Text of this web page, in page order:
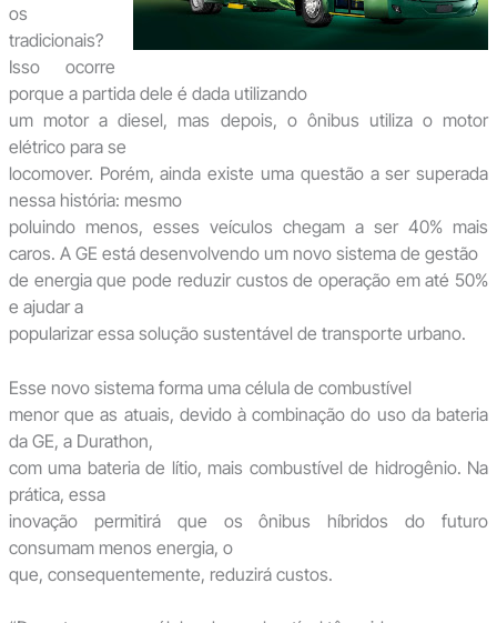
os
tradicionais?
Isso ocorre
porque a partida dele é dada utilizando
um motor a diesel, mas depois, o ônibus utiliza o motor
elétrico para se
locomover. Porém, ainda existe uma questão a ser superada
nessa história: mesmo
poluindo menos, esses veículos chegam a ser 40% mais
caros. A GE está desenvolvendo um novo sistema de gestão
de energia que pode reduzir custos de operação em até 50%
e ajudar a
popularizar essa solução sustentável de transporte urbano.
Esse novo sistema forma uma célula de combustível
menor que as atuais, devido à combinação do uso da bateria
da GE, a Durathon,
com uma bateria de lítio, mais combustível de hidrogênio. Na
prática, essa
inovação permitirá que os ônibus híbridos do futuro
consumam menos energia, o
que, consequentemente, reduzirá custos.